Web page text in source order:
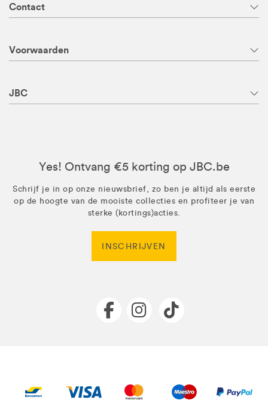
Contact
Voorwaarden
JBC
Yes! Ontvang €5 korting op JBC.be
Schrijf je in op onze nieuwsbrief, zo ben je altijd als eerste
op de hoogte van de mooiste collecties en profiteer je van
sterke (kortings)acties.
INSCHRIJVEN